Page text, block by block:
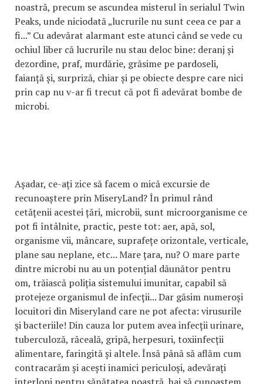
noastră, precum se ascundea misterul în serialul Twin
Peaks, unde niciodată „lucrurile nu sunt ceea ce par a
fi...” Cu adevărat alarmant este atunci când se vede cu
ochiul liber că lucrurile nu stau deloc bine: deranj și
dezordine, praf, murdărie, grăsime pe pardoseli,
faianță și, surpriză, chiar și pe obiecte despre care nici
prin cap nu v-ar fi trecut că pot fi adevărat bombe de
microbi.
Așadar, ce-ați zice să facem o mică excursie de
recunoaștere prin MiseryLand? În primul rând
cetățenii acestei țări, microbii, sunt microorganisme ce
pot fi întâlnite, practic, peste tot: aer, apă, sol,
organisme vii, mâncare, suprafețe orizontale, verticale,
plane sau neplane, etc... Mare țara, nu? O mare parte
dintre microbi nu au un potențial dăunător pentru
om, trăiască poliția sistemului imunitar, capabil să
protejeze organismul de infecții... Dar găsim numeroși
locuitori din Miseryland care ne pot afecta: virusurile
şi bacteriile! Din cauza lor putem avea infecții urinare,
tuberculoză, răceală, gripă, herpesuri, toxiinfecții
alimentare, faringită și altele. Însă până să aflăm cum
contracarăm și acești inamici periculoși, adevărați